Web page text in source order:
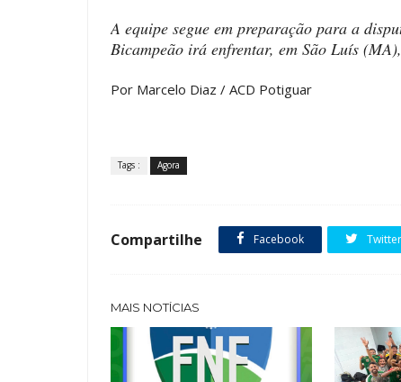
A equipe segue em preparação para a
Bicampeão irá enfrentar, em São Luís
Por Marcelo Diaz / ACD Potiguar
Tags : Agora
Compartilhe Facebook Twitter
MAIS NOTÍCIAS